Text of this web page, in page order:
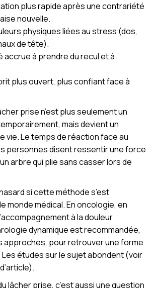
plus rapide après une contrariété
nouvelle.
physiques liées au stress (dos,
de tête).
accrue à prendre du recul et à
plus ouvert, plus confiant face à
prise n’est plus seulement un
mais devient un
vie. Le temps de réaction face au
personnes disent ressentir une force
arbre qui plie sans casser lors de
si cette méthode s’est
monde médical. En oncologie, en
à la douleur
dynamique est recommandée,
approches, pour retrouver une forme
Les études sur le sujet abondent (voir
lâcher prise, c’est aussi une question